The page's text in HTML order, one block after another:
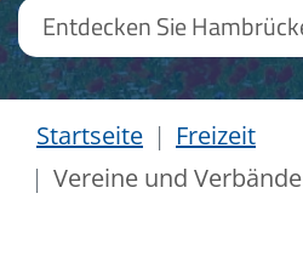
Startseite
Freizeit
Vereine und Verbände